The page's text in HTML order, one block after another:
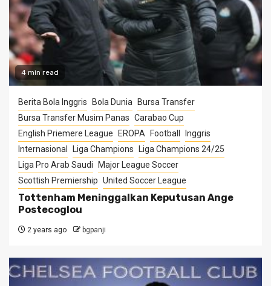
4 min read
Berita Bola Inggris Bola Dunia
Bursa Transfer
Bursa Transfer Musim Panas Carabao Cup
English Priemere League
EROPA Football
Inggris
Internasional
Liga Champions
Liga Champions 24/25
Liga Pro Arab Saudi
Major League Soccer
Scottish Premiership United Soccer League
Tottenham Meninggalkan Keputusan Ange
Postecoglou
2 years ago bgpanji